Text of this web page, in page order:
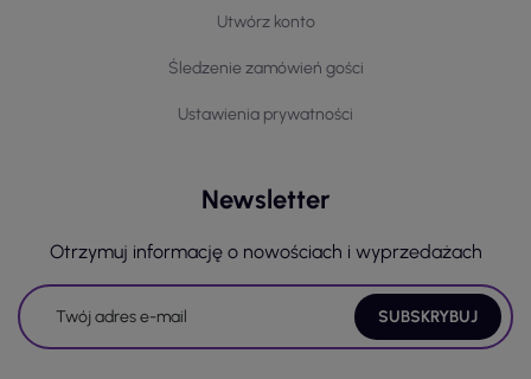
Utwórz konto
Śledzenie zamówień gości
Ustawienia prywatności
Newsletter
Otrzymuj informację o nowościach i wyprzedażach